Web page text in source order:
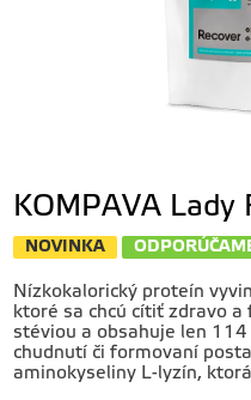
KOMPAVA
NOVINKA
Nízkokalorický proteín
ktoré sa chcú cítiť zdravo
stéviou a obsahuje len
chudnutí či formovaní
aminokyseliny L-lyzín,